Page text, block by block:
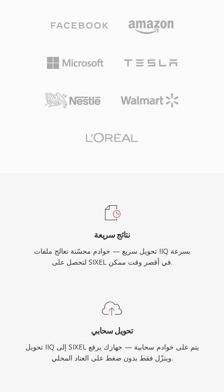
نتائج سريعة
تحويل سريع — خوادم محسّنة تعالج ملفات IIQ بسرعة
لتحصل على SIXEL في أقصر وقت ممكن.
تحويل سحابي
تحويل IIQ إلى SIXEL يتم على خوادم سحابية — جهازك يرفع
وينزّل فقط بدون ضغط على العتاد المحلي.